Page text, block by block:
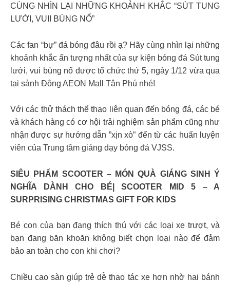
CÙNG NHÌN LẠI NHỮNG KHOẢNH KHẮC “SÚT TUNG
LƯỚI, VUII BÙNG NỔ”
Các fan “bự” đá bóng đâu rồi ạ? Hãy cùng nhìn lại những
khoảnh khắc ấn tượng nhất của sự kiện bóng đá Sút tung
lưới, vui bùng nổ được tổ chức thứ 5, ngày 1/12 vừa qua
tại sảnh Đông AEON Mall Tân Phú nhé!
Với các thử thách thể thao liên quan đến bóng đá, các bé
và khách hàng có cơ hội trải nghiệm sản phẩm cũng như
nhận được sự hướng dẫn ”xịn xò” đến từ các huấn luyện
viên của Trung tâm giảng dạy bóng đá VJSS.
SIÊU PHẨM SCOOTER – MÓN QUÀ GIÁNG SINH Ý
NGHĨA DÀNH CHO BÉ| SCOOTER MID 5 – A
SURPRISING CHRISTMAS GIFT FOR KIDS
Bé con của bạn đang thích thú với các loại xe trượt, và
bạn đang băn khoăn không biết chọn loại nào để đảm
bảo an toàn cho con khi chơi?
Chiều cao sàn giúp trẻ dễ thao tác xe hơn nhờ hai bánh